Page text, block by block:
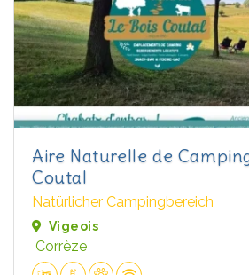
Aire Naturelle de
Coutal
Natürlicher Campingbereich
Vigeois
Corrèze